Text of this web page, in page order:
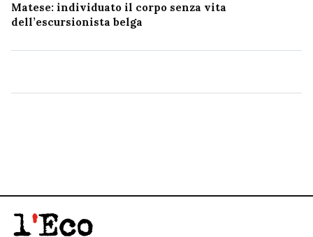
Matese: individuato il corpo senza vita
dell’escursionista belga